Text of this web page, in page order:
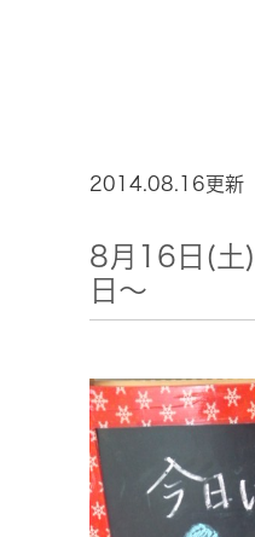
2014.08.16更新
8月16日(土
日～